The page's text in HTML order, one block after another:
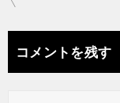
ナ
ビ
コメントを残す